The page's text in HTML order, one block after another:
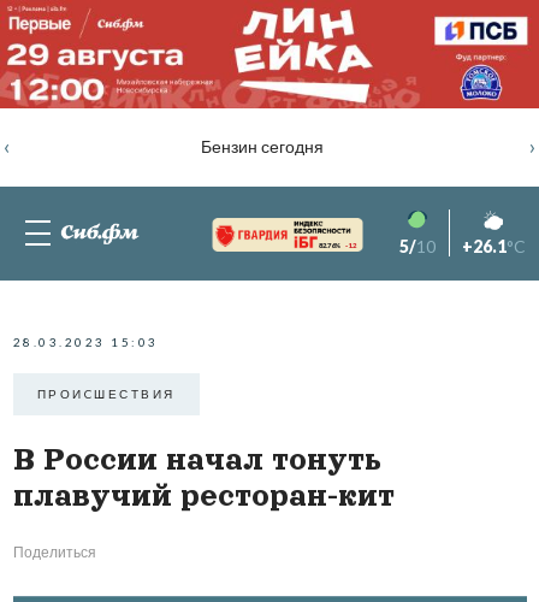
Бензин сегодня
‹ ›
82.76% -1.2 5/10 +26.1°C
28.03.2023 15:03
ПРОИCШЕСТВИЯ
В России начал тонуть
плавучий ресторан-кит
Поделиться